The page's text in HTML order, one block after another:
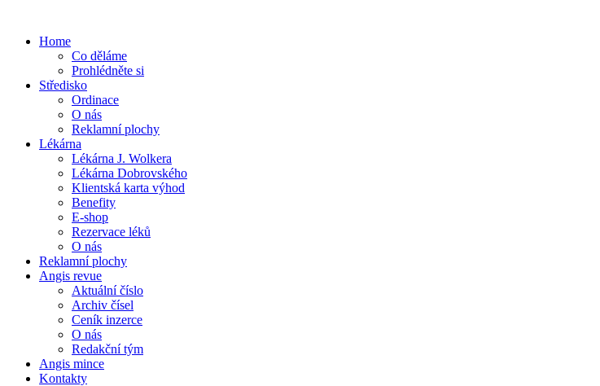
Home
Co děláme
Prohlédněte si
Středisko
Ordinace
O nás
Reklamní plochy
Lékárna
Lékárna J. Wolkera
Lékárna Dobrovského
Klientská karta výhod
Benefity
E-shop
Rezervace léků
O nás
Reklamní plochy
Angis revue
Aktuální číslo
Archiv čísel
Ceník inzerce
O nás
Redakční tým
Angis mince
Kontakty